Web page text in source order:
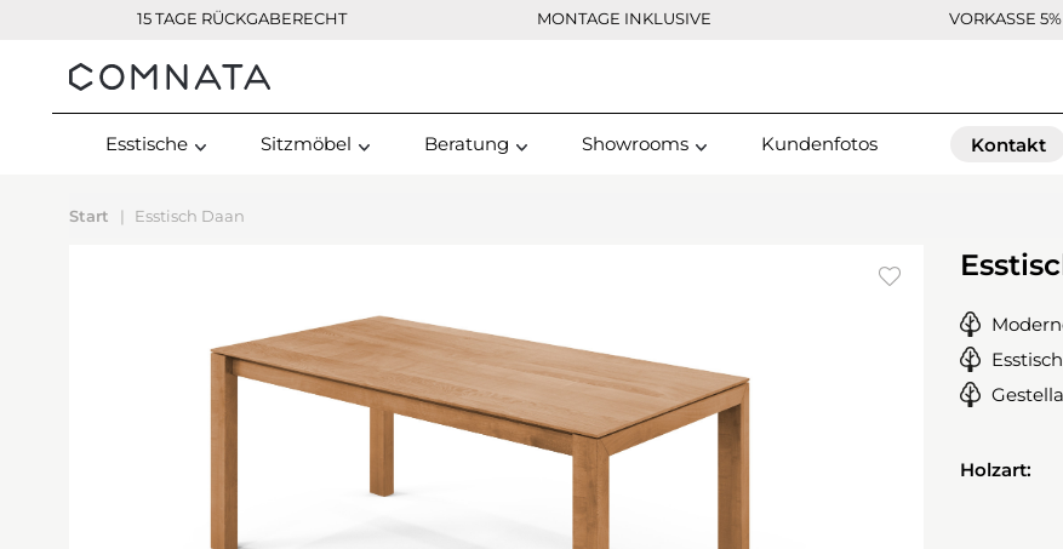
15 TAGE RÜCKGABERECHT MONTAGE INKLUSIVE VORKASSE 5%
Kontakt
Esstische Sitzmöbel Beratung Showrooms Kundenfotos Kontakt
Start Esstisch Daan
Holzart: